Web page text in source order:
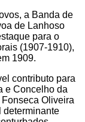
a Banda de
de Lanhoso
para o
(1907-1910),
1909.
contributo para
e Concelho da
Oliveira
determinante